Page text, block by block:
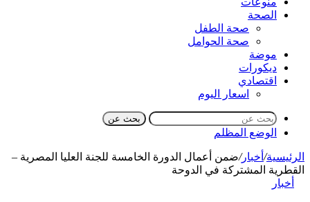
الصحة
صحة الطفل
صحة الحوامل
موضة
ديكورات
اقتصادي
اسعار اليوم
بحث عن
الوضع المظلم
الرئيسية/ أخبار/ضمن أعمال الدورة الخامسة للجنة العليا المصرية –
القطرية المشتركة في الدوحة
أخبار